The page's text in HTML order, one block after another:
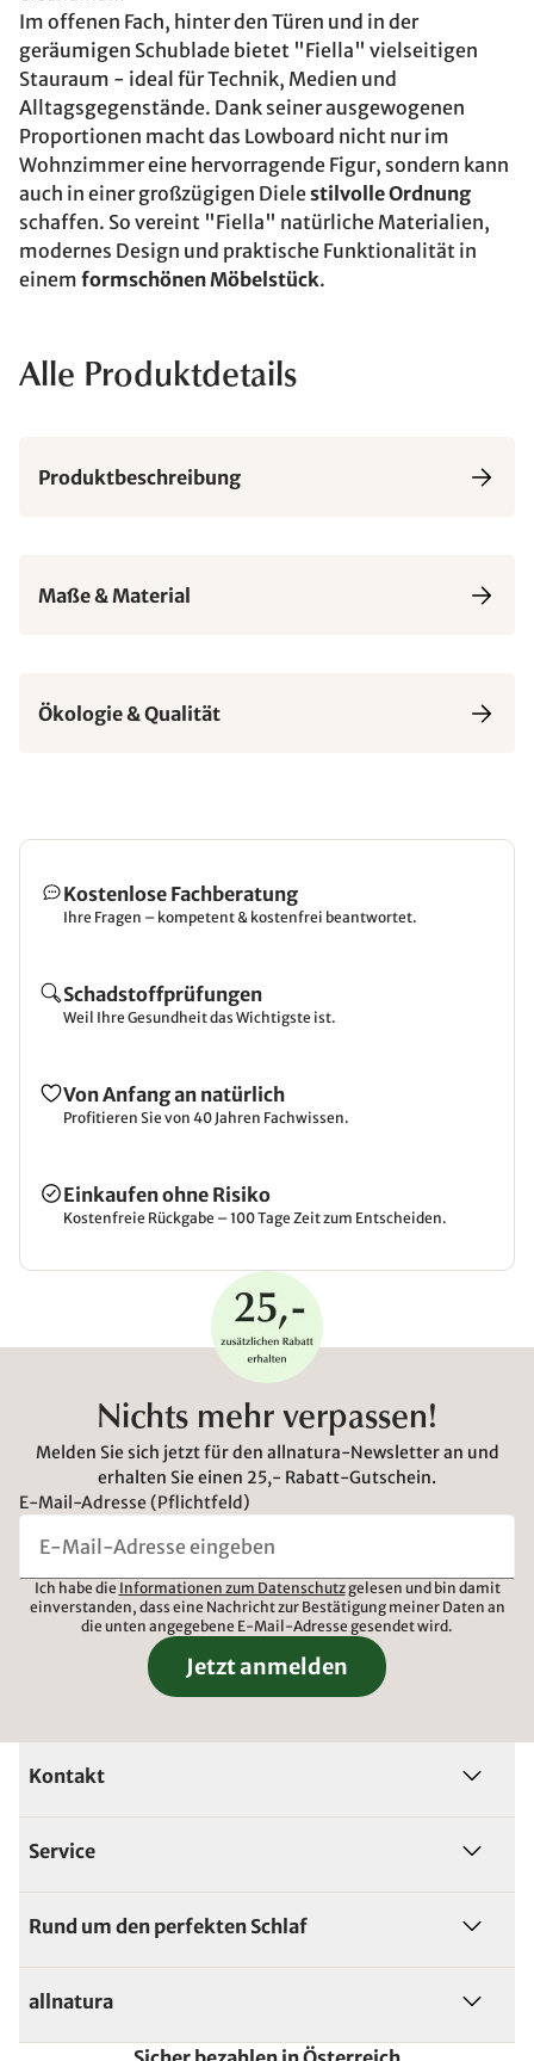
Im offenen Fach, hinter den Türen und in der
geräumigen Schublade bietet "Fiella" vielseitigen
Stauraum - ideal für Technik, Medien und
Alltagsgegenstände. Dank seiner ausgewogenen
Proportionen macht das Lowboard nicht nur im
Wohnzimmer eine hervorragende Figur, sondern kann
auch in einer großzügigen Dielestilvolle Ordnung
schaffen. So vereint "Fiella" natürliche Materialien,
modernes Design und praktische Funktionalität in
einem formschönen Möbelstück.
Alle Produktdetails
Produktbeschreibung
Maße & Material
Ökologie & Qualität
Kostenlose Fachberatung
Ihre Fragen – kompetent & kostenfrei beantwortet.
Schadstoffprüfungen
Weil Ihre Gesundheit das Wichtigste ist.
Von Anfang an natürlich
Profitieren Sie von 40 Jahren Fachwissen.
Einkaufen ohne Risiko
Kostenfreie Rückgabe – 100 Tage Zeit zum Entscheiden.
Nichts mehr verpassen!
Melden Sie sich jetzt für den allnatura-Newsletter an und
erhalten Sie einen 25,- Rabatt-Gutschein.
E-Mail-Adresse (Pflichtfeld)
Ich habe die Informationen zum Datenschutzgelesen und bin damit
einverstanden, dass eine Nachricht zur Bestätigung meiner Daten an
die unten angegebene E-Mail-Adresse gesendet wird.
Jetzt anmelden
Kontakt
Service
Rund um den perfekten Schlaf
allnatura